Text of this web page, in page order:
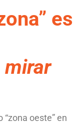
” es
mirar
“zona oeste” en